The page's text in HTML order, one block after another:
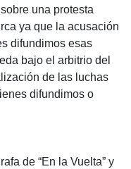
una protesta
ya que la acusación
difundimos esas
bajo el arbitrio del
de las luchas
difundimos o
de “En la Vuelta” y